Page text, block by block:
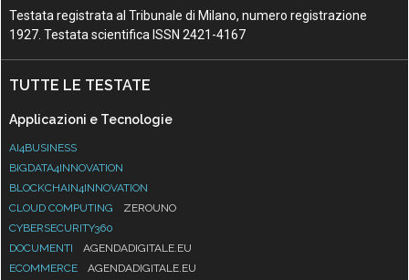
Testata registrata al Tribunale di Milano, numero registrazione
1927. Testata scientifica ISSN 2421-4167
TUTTE LE TESTATE
Applicazioni e Tecnologie
AI4BUSINESS
BIGDATA4INNOVATION
BLOCKCHAIN4INNOVATION
CLOUD COMPUTING
ZEROUNO
CYBERSECURITY360
DOCUMENTI
AGENDADIGITALE.EU
ECOMMERCE
AGENDADIGITALE.EU